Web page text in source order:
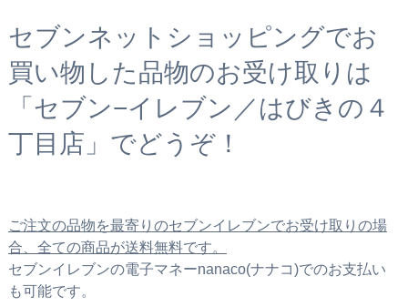
セブンネットショッピングでお
買い物した品物のお受け取りは
「セブン−イレブン／はびきの４
丁目店」でどうぞ！
ご注文の品物を最寄りのセブンイレブンでお受け取りの場
合、全ての商品が送料無料です。
セブンイレブンの電子マネーnanaco(ナナコ)でのお支払い
も可能です。